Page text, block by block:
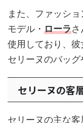
また、ファッシ
モデル・ ローラ
使用しており、
セリーヌのバッグ
セリーヌの客
セリーヌの主な客